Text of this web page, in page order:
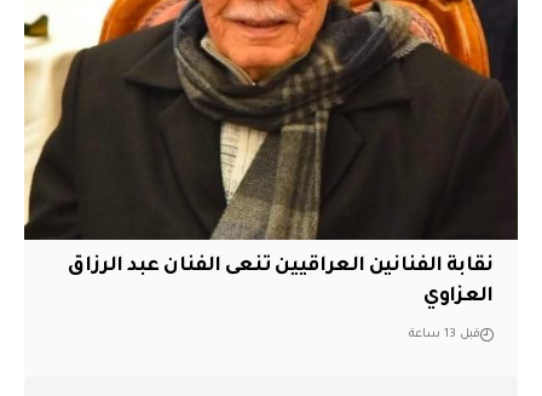
نقابة الفنانين العراقيين تنعى الفنان عبد الرزاق
العزاوي
قبل 13 ساعة